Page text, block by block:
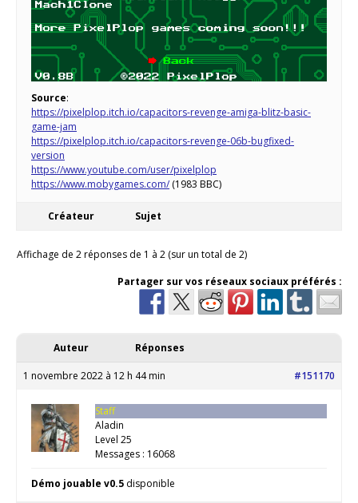
Source:
https://pixelplop.itch.io/capacitors-revenge-amiga-blitz-basic-
game-jam
https://pixelplop.itch.io/capacitors-revenge-06b-bugfixed-
version
https://www.youtube.com/user/pixelplop
https://www.mobygames.com/ (1983 BBC)
Créateur Sujet
Affichage de 2 réponses de 1 à 2 (sur un total de 2)
Partager sur vos réseaux sociaux préférés :
Auteur Réponses
1 novembre 2022 à 12 h 44 min #151170
Staff
Aladin
Level 25
Messages : 16068
Démo jouable v0.5 disponible